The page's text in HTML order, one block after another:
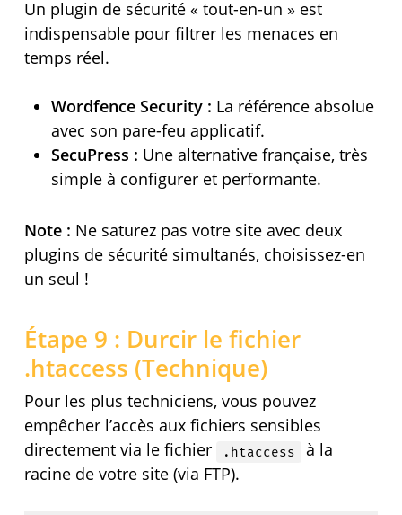
Un plugin de sécurité « tout-en-un » est
indispensable pour filtrer les menaces en
temps réel.
Wordfence Security : La référence absolue
avec son pare-feu applicatif.
SecuPress : Une alternative française, très
simple à configurer et performante.
Note : Ne saturez pas votre site avec deux
plugins de sécurité simultanés, choisissez-en
un seul !
Étape 9 : Durcir le fichier
.htaccess (Technique)
Pour les plus techniciens, vous pouvez
empêcher l’accès aux fichiers sensibles
directement via le fichier
.htaccess
à la
racine de votre site (via FTP).